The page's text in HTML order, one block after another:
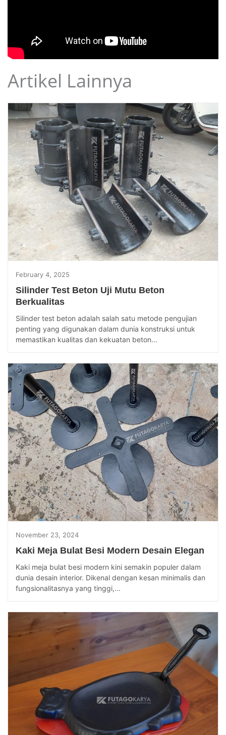
Artikel Lainnya
February 4, 2025
Silinder Test Beton Uji Mutu Beton
Berkualitas
Silinder test beton adalah salah satu metode pengujian
penting yang digunakan dalam dunia konstruksi untuk
memastikan kualitas dan kekuatan beton...
November 23, 2024
Kaki Meja Bulat Besi Modern Desain Elegan
Kaki meja bulat besi modern kini semakin populer dalam
dunia desain interior. Dikenal dengan kesan minimalis dan
fungsionalitasnya yang tinggi,...